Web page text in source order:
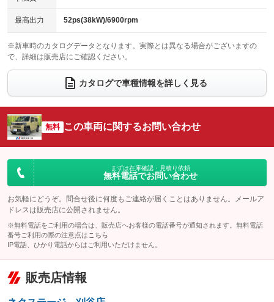
チップアップシート
：装備なし
：装備なし ：装備あり
ウォークスルー
：装備なし
電動リアゲート フロントカメラ
：装備なし
：装備なし ：装備なし
サイドカメラ
：装備なし ルーフレール
：装備なし
：装備なし
：装備なし
最高出力 52ps(38kW)/6900rpm
※新車時のカタログデータとなります。実際とは異なる場合がございますの
で、詳細は販売店にご確認ください。
カタログで車種情報を詳しく見る
無料 この車両に関するお問い合わせ
まずは在庫確認・見積り依頼
無料電話でお問い合わせ
お気軽にどうぞ。問合せ後に何度もご連絡が届くことはありません。メールア
ドレスは販売店に公開されません。
※無料電話をご利用の場合は、販売店へお客様の電話番号が通知されます。無料電話
番号ご利用の際の注意点は こちら
IP電話、ひかり電話からはご利用いただけません。
販売店情報